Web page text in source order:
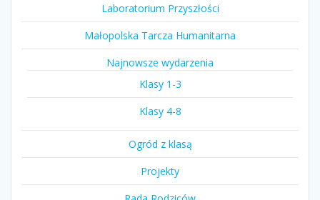
Laboratorium Przyszłości
Małopolska Tarcza Humanitarna
Najnowsze wydarzenia
Klasy 1-3
Klasy 4-8
Ogród z klasą
Projekty